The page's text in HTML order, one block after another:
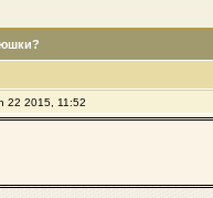
22 2015, 11:52